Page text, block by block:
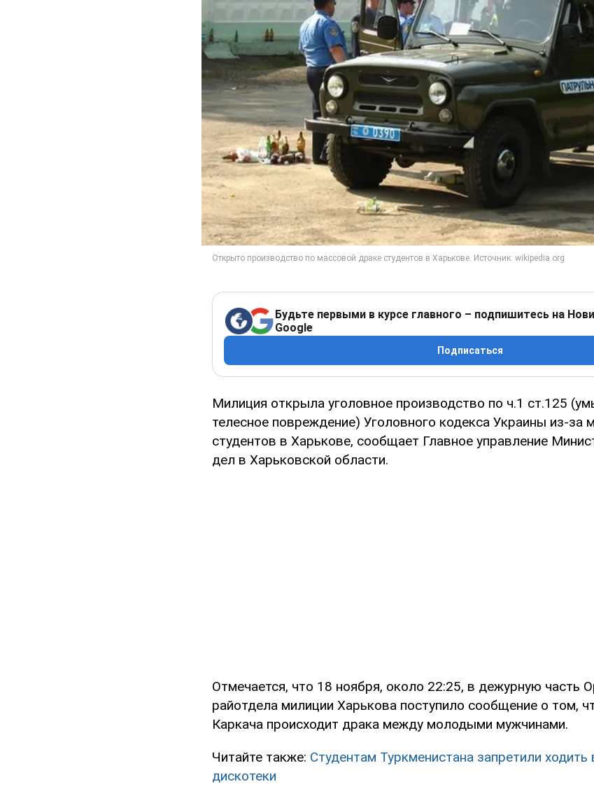
Будьте первыми в курсе главного – подпишитесь на
Google
Подписаться
Милиция открыла уголовное производство по ч.1 ст.125
телесное повреждение) Уголовного кодекса Украины из-за
студентов в Харькове, сообщает Главное управление
дел в Харьковской области.
Отмечается, что 18 ноября, около 22:25, в дежурную часть
райотдела милиции Харькова поступило сообщение о том,
Каркача происходит драка между молодыми мужчинами.
Читайте также: Студентам Туркменистана запретили ходить
дискотеки